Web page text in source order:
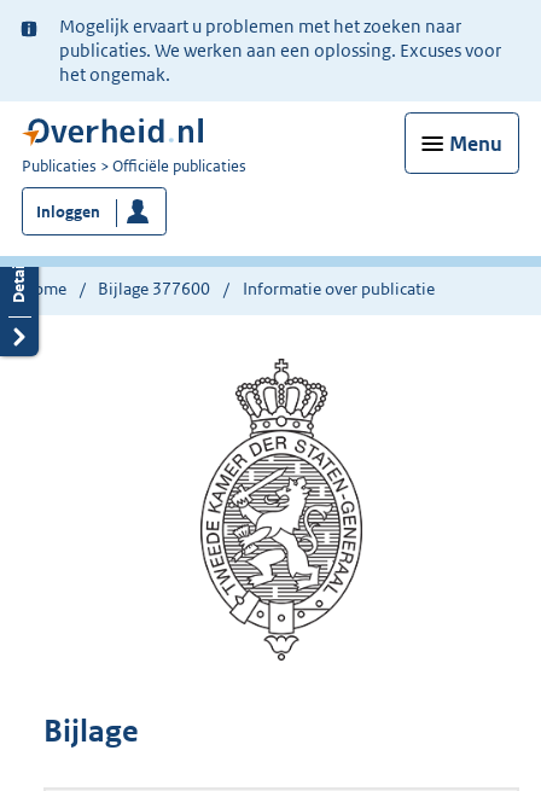
Ter
informatie:
Mogelijk ervaart u problemen met het zoeken naar
publicaties. We werken aan een oplossing. Excuses voor
het ongemak.
Menu
U
bent
nu
hier:
Publicaties Officiële publicaties
Inloggen
Home Bijlage 377600 Informatie over publicatie
Bijlage